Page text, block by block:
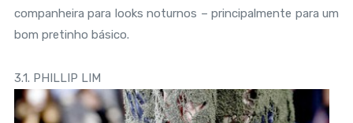
companheira para looks noturnos – principalmente para um
bom pretinho básico.
3.1. PHILLIP LIM